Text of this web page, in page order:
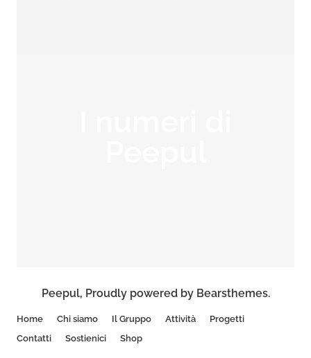
Peepul, Proudly powered by Bearsthemes.
Home Chi siamo Il Gruppo Attività
Progetti
Contatti
Sostienici Shop